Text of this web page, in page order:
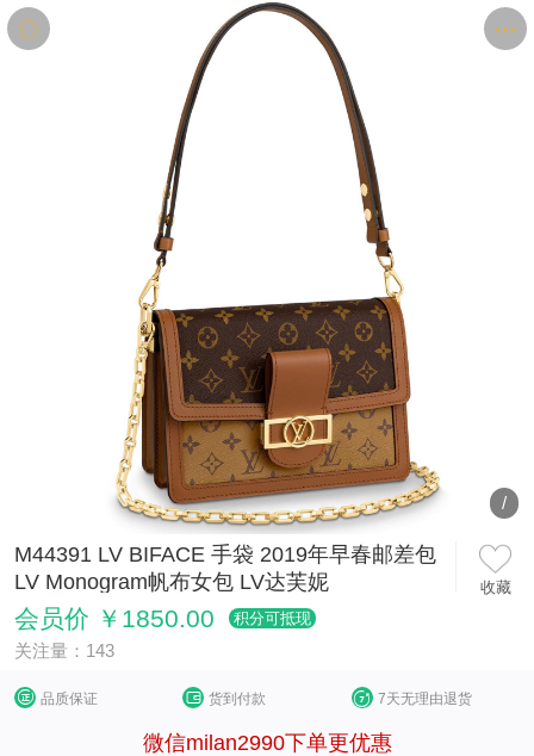
/
M44391 LV BIFACE 手袋 2019年早春邮差包
LV Monogram帆布女包 LV达芙妮
收藏
会员价 ￥1850.00 积分可抵现
关注量：143
品质保证 货到付款 7天无理由退货
微信milan2990下单更优惠